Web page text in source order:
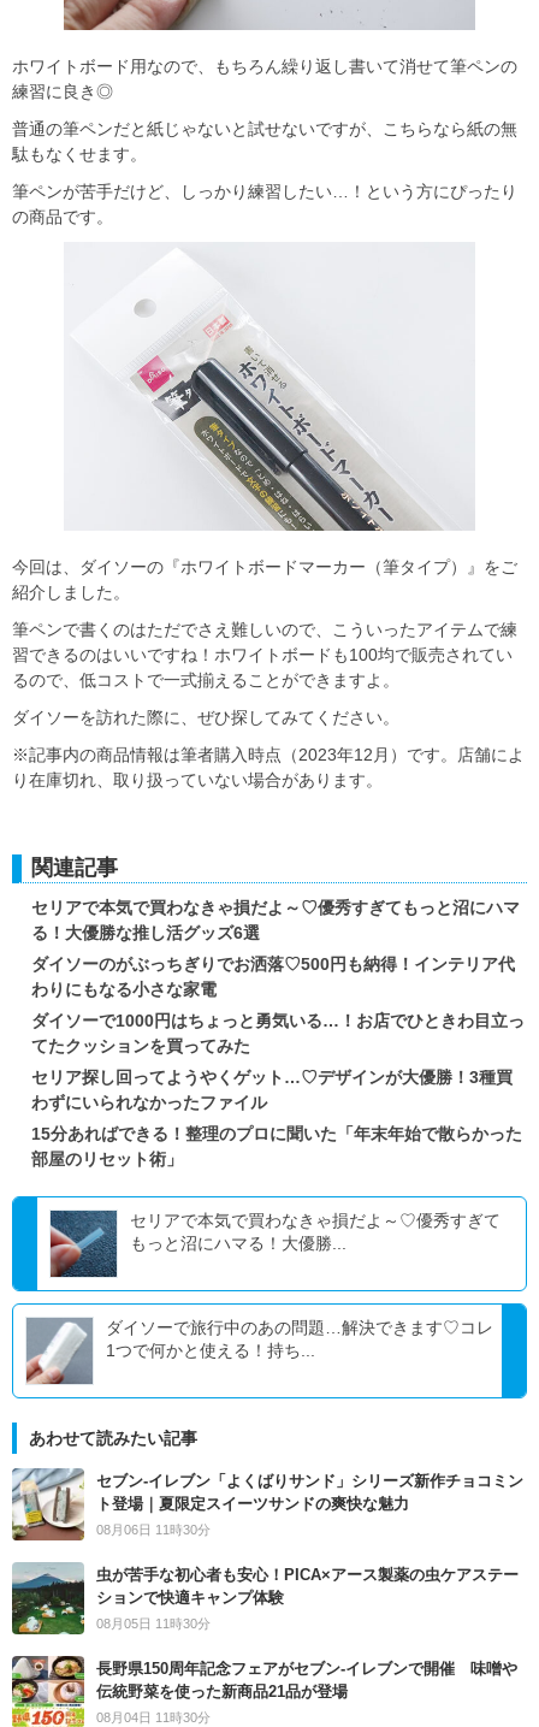
ホワイトボード用なので、もちろん繰り返し書いて消せて筆ペンの
練習に良き◎
普通の筆ペンだと紙じゃないと試せないですが、こちらなら紙の無
駄もなくせます。
筆ペンが苦手だけど、しっかり練習したい…！という方にぴったり
の商品です。
今回は、ダイソーの『ホワイトボードマーカー（筆タイプ）』をご
紹介しました。
筆ペンで書くのはただでさえ難しいので、こういったアイテムで練
習できるのはいいですね！ホワイトボードも100均で販売されてい
るので、低コストで一式揃えることができますよ。
ダイソーを訪れた際に、ぜひ探してみてください。
※記事内の商品情報は筆者購入時点（2023年12月）です。店舗によ
り在庫切れ、取り扱っていない場合があります。
関連記事
セリアで本気で買わなきゃ損だよ～♡優秀すぎてもっと沼にハマ
る！大優勝な推し活グッズ6選
ダイソーのがぶっちぎりでお洒落♡500円も納得！インテリア代
わりにもなる小さな家電
ダイソーで1000円はちょっと勇気いる…！お店でひときわ目立っ
てたクッションを買ってみた
セリア探し回ってようやくゲット…♡デザインが大優勝！3種買
わずにいられなかったファイル
15分あればできる！整理のプロに聞いた「年末年始で散らかった
部屋のリセット術」
セリアで本気で買わなきゃ損だよ～♡優秀すぎて
もっと沼にハマる！大優勝...
ダイソーで旅行中のあの問題…解決できます♡コレ
1つで何かと使える！持ち...
あわせて読みたい記事
セブン‐イレブン「よくばりサンド」シリーズ新作チョコミン
ト登場｜夏限定スイーツサンドの爽快な魅力
08月06日 11時30分
虫が苦手な初心者も安心！PICA×アース製薬の虫ケアステー
ションで快適キャンプ体験
08月05日 11時30分
長野県150周年記念フェアがセブン-イレブンで開催 味噌や
伝統野菜を使った新商品21品が登場
08月04日 11時30分